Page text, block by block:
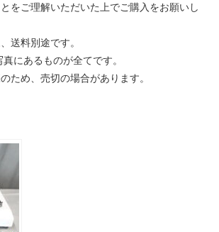
をご理解いただいた上でご購入をお願いし
送料別途です。
真にあるものが全てです。
ため、売切の場合があります。